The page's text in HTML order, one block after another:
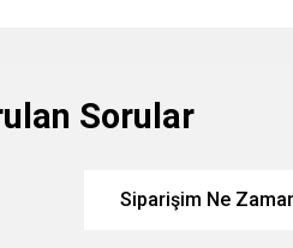
Sorular
Siparişim Ne